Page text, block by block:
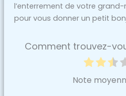
l’enterrement de votre
pour vous donner un petit
Comment trouvez-
Note